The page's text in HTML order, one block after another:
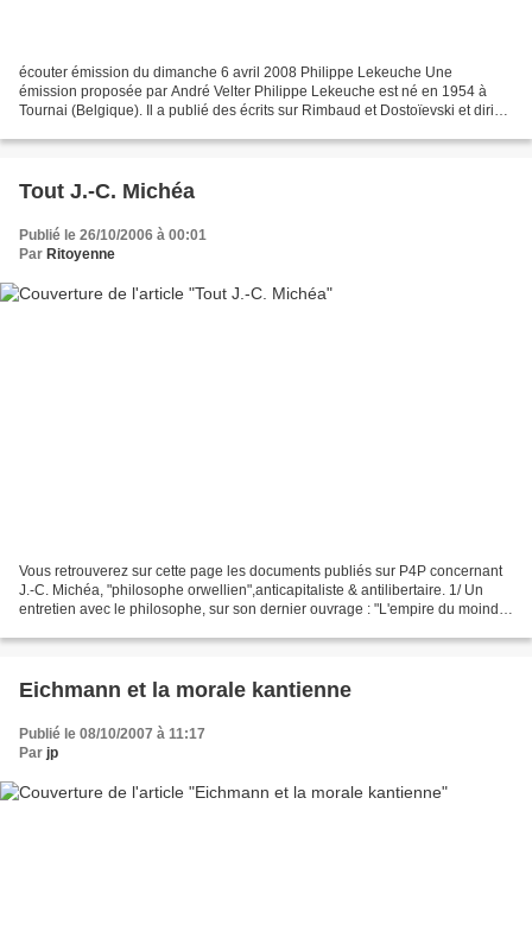
écouter émission du dimanche 6 avril 2008 Philippe Lekeuche Une
émission proposée par André Velter Philippe Lekeuche est né en 1954 à
Tournai (Belgique). Il a publié des écrits sur Rimbaud et Dostoïevski et dirigé
Tout J.-C. Michéa
Publié le 26/10/2006 à 00:01
Par Ritoyenne
Vous retrouverez sur cette page les documents publiés sur P4P concernant
J.-C. Michéa, "philosophe orwellien",anticapitaliste & antilibertaire. 1/ Un
entretien avec le philosophe, sur son dernier ouvrage : "L'empire du moindre
Eichmann et la morale kantienne
Publié le 08/10/2007 à 11:17
Par jp